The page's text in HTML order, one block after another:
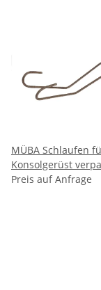
MÜBA Schlaufen
Konsolgerüst
500 Stk. auf Palette
Preis auf Anfrage